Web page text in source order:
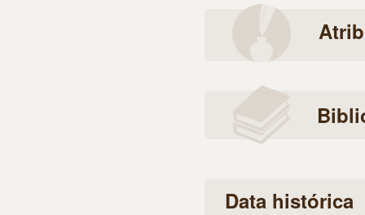
Data histórica